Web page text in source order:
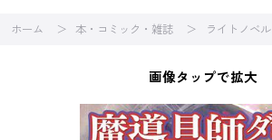
ホーム 本・コミック・雑誌 ライトノベル
画像タップで拡大